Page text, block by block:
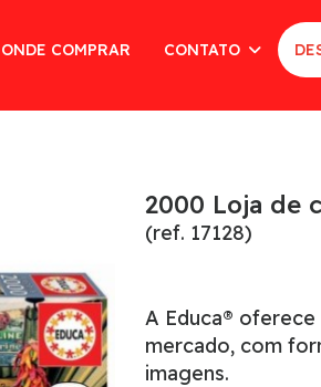
ONDE COMPRAR CONTATO
2000 Loja de
(ref. 17128)
A Educa®
mercado, com
imagens.